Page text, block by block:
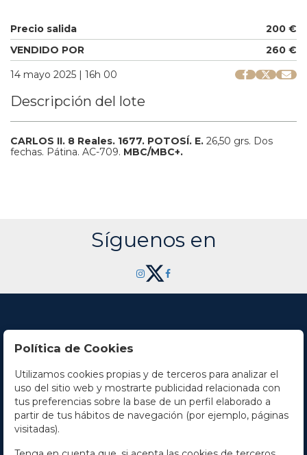
Precio salida
200 €
VENDIDO POR
260 €
14 mayo 2025 | 16h 00
Descripción del lote
CARLOS II. 8 Reales. 1677. POTOSÍ. E. 26,50 grs. Dos
fechas. Pátina. AC-709. MBC/MBC+.
Síguenos en
Contacto
Horario
La empresa
Política de Cookies
Utilizamos cookies propias y de terceros para analizar el
uso del sitio web y mostrarte publicidad relacionada con
tus preferencias sobre la base de un perfil elaborado a
partir de tus hábitos de navegación (por ejemplo, páginas
visitadas).